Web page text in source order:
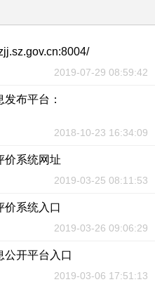
2019-07-29 08:59:42
布平台：
2018-10-23 16:34:09
价系统网址
2019-03-25 08:11:53
价系统入口
2019-03-26 09:06:29
公开平台入口
2019-03-06 17:51:13